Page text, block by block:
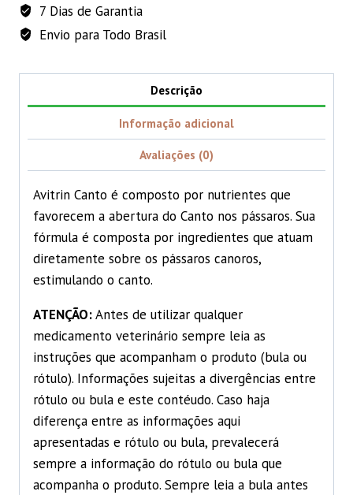
7 Dias de Garantia
Envio para Todo Brasil
Descrição
Informação adicional
Avaliações (0)
Avitrin Canto é composto por nutrientes que
favorecem a abertura do Canto nos pássaros. Sua
fórmula é composta por ingredientes que atuam
diretamente sobre os pássaros canoros,
estimulando o canto.
ATENÇÃO:Antes de utilizar qualquer
medicamento veterinário sempre leia as
instruções que acompanham o produto (bula ou
rótulo). Informações sujeitas a divergências entre
rótulo ou bula e este contéudo. Caso haja
diferença entre as informações aqui
apresentadas e rótulo ou bula, prevalecerá
sempre a informação do rótulo ou bula que
acompanha o produto. Sempre leia a bula antes